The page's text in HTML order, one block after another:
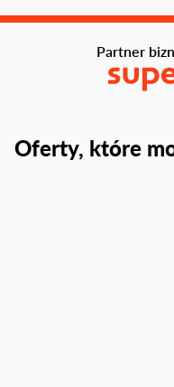
Oferty, które
Partner